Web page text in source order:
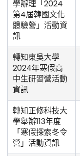
學辦理「2024
第4屆韓國文化
體驗營」活動資
訊
轉知東吳大學
2024年寒假高
中生研習營活動
資訊
轉知正修科技大
學舉辦113年度
「寒假探索冬令
營」活動資訊